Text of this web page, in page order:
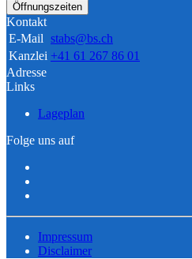
Öffnungszeiten
Kontakt
E-Mail stabs@bs.ch
Kanzlei +41 61 267 86 01
Adresse
Links
Lageplan
Folge uns auf
Impressum
Disclaimer